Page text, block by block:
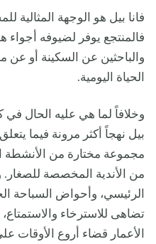
فانا بيل هو الوجهة المثالية
فالمنتجع يوفر لضيوفه أجواء
والباحثين عن السكينة أو عن
الحياة اليومية.
وخلافاً لما هي عليه الحال في
بيل نهجاً أكثر مرونة فيما
مجموعة مختارة من الأنشطة
من الأندية المخصصة
الرئيسي، وأحواض السباحة
تضاهى للاسترخاء
الأعمار قضاء أروع الأوقات